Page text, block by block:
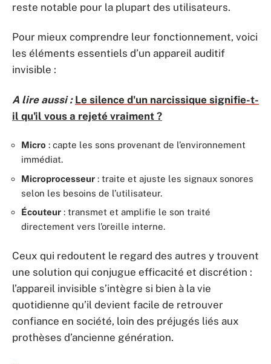
reste notable pour la plupart des utilisateurs.
Pour mieux comprendre leur fonctionnement, voici
les éléments essentiels d’un appareil auditif
invisible :
A lire aussi : Le silence d'un narcissique signifie-t-
il qu'il vous a rejeté vraiment ?
Micro : capte les sons provenant de l’environnement
immédiat.
Microprocesseur : traite et ajuste les signaux sonores
selon les besoins de l’utilisateur.
Écouteur : transmet et amplifie le son traité
directement vers l’oreille interne.
Ceux qui redoutent le regard des autres y trouvent
une solution qui conjugue efficacité et discrétion :
l’appareil invisible s’intègre si bien à la vie
quotidienne qu’il devient facile de retrouver
confiance en société, loin des préjugés liés aux
prothèses d’ancienne génération.